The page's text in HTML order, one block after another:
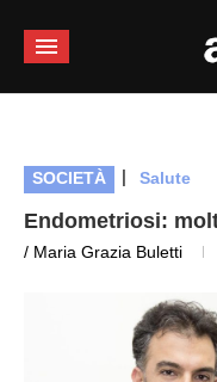
SOCIETÀ | Salute
Endometriosi:
/ Maria Grazia Buletti